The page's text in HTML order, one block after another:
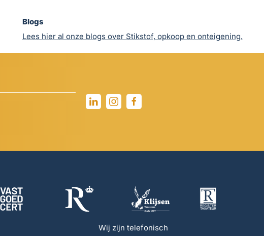
Blogs
Lees hier al onze blogs over Stikstof, opkoop en onteigening.
Wij zijn telefonisch